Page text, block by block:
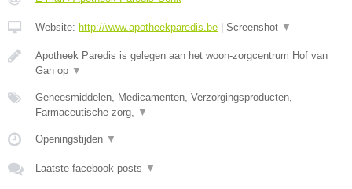
Website: http://www.apotheekparedis.be Screenshot ▼
Apotheek Paredis is gelegen aan het woon-zorgcentrum Hof van
Gan op ▼
Geneesmiddelen, Medicamenten, Verzorgingsproducten,
Farmaceutische zorg,
▼
Openingstijden ▼
Laatste facebook posts ▼